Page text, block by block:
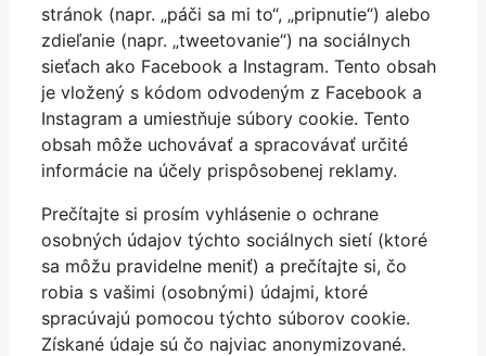
stránok (napr. „páči sa mi to“, „pripnutie“) alebo
zdieľanie (napr. „tweetovanie“) na sociálnych
sieťach ako Facebook a Instagram. Tento obsah
je vložený s kódom odvodeným z Facebook a
Instagram a umiestňuje súbory cookie. Tento
obsah môže uchovávať a spracovávať určité
informácie na účely prispôsobenej reklamy.
Prečítajte si prosím vyhlásenie o ochrane
osobných údajov týchto sociálnych sietí (ktoré
sa môžu pravidelne meniť) a prečítajte si, čo
robia s vašimi (osobnými) údajmi, ktoré
spracúvajú pomocou týchto súborov cookie.
Získané údaje sú čo najviac anonymizované.